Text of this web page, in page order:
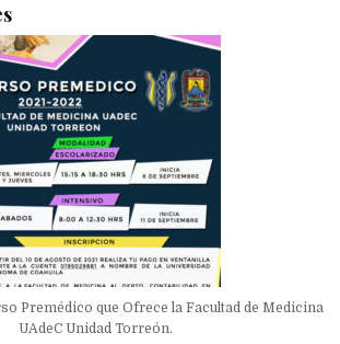
Premédico que Ofrece la Facultad de Medicina
UAdeC Unidad Torreón.